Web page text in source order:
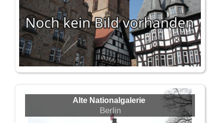
Alte Nationalgalerie
Berlin